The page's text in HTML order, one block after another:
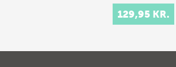
129,95 KR.